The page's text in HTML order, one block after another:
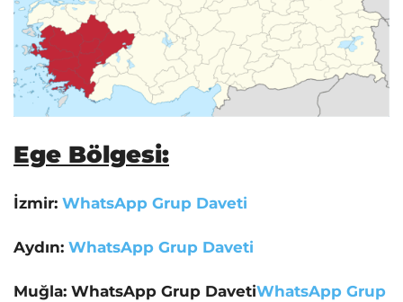
Ege Bölgesi:
İzmir: WhatsApp Grup Daveti
Aydın: WhatsApp Grup Daveti
Muğla: WhatsApp Grup DavetiWhatsApp Grup